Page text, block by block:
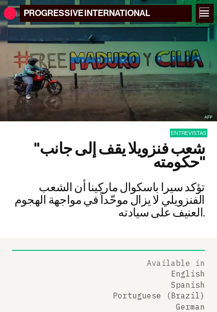
PROGRESSIVEINTERNATIONAL
ENTREVISTAS
"شعب فنزويلا يقف إلى جانب
حكومته"
تؤكد سيرا باسكوال ماركينا أن الشعب
الفنزويلي لا يزال موحّداً في مواجهة الهجوم
العنيف على سيادته.
Available in
English
Spanish
Portuguese (Brazil)
German